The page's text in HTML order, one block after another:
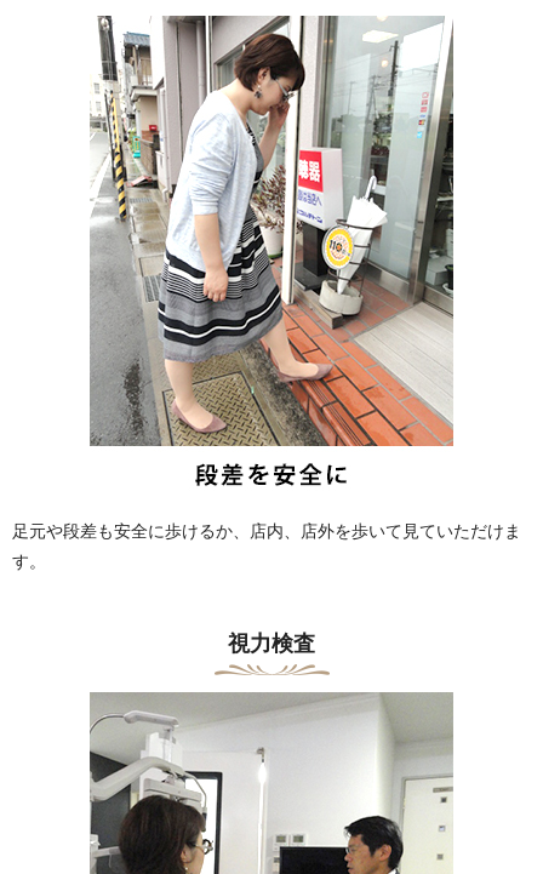
足元や段差も安全に歩けるか、店内、店外を歩いて見ていただけま
す。
視力検査